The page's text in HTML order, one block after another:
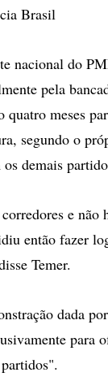
Brasil
nacional do
pela
meses
segundo o
demais
e
então fazer
Temer.
dada
para